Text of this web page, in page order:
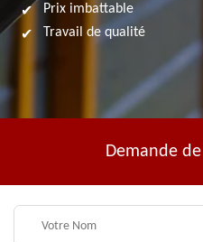
Prix imbattable
Travail de qualité
Demande